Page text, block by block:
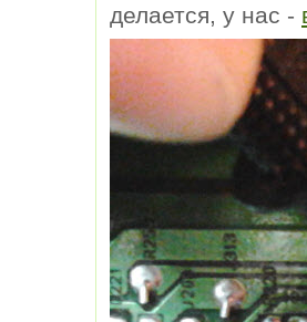
делается, у нас -